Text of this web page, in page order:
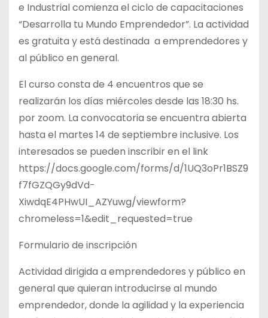
e Industrial comienza el ciclo de capacitaciones
“Desarrolla tu Mundo Emprendedor”. La actividad
es gratuita y está destinada a emprendedores y
al público en general.
El curso consta de 4 encuentros que se
realizarán los días miércoles desde las 18:30 hs.
por zoom. La convocatoria se encuentra abierta
hasta el martes 14 de septiembre inclusive. Los
interesados se pueden inscribir en el link
https://docs.google.com/forms/d/1UQ3oPr1BSZ9
f7fGZQGy9dVd-
XiwdqE4PHwUI_AZYuwg/viewform?
chromeless=1&edit_requested=true
Formulario de inscripción
Actividad dirigida a emprendedores y público en
general que quieran introducirse al mundo
emprendedor, donde la agilidad y la experiencia